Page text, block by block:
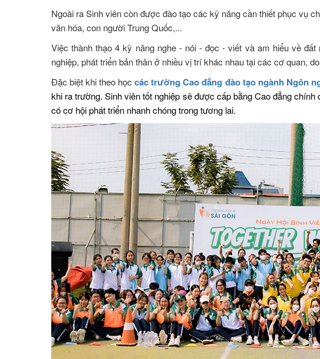
Ngoài ra Sinh viên còn được đào tạo các kỹ năng cần thiết phục vụ
văn hóa, con người Trung Quốc,...
Việc thành thạo 4 kỹ năng nghe - nói - đọc - viết và am hiểu về
nghiệp, phát triển bản thân ở nhiều vị trí khác nhau tại các cơ quan,
Đặc biệt khi theo họccác trường Cao đẳng đào tạo ngành Ngôn
khi ra trường. Sinh viên tốt nghiệp sẽ được cấp bằng Cao đẳng
có cơ hội phát triển nhanh chóng trong tương lai.